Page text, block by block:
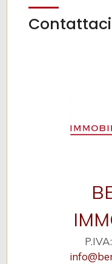
Contattaci